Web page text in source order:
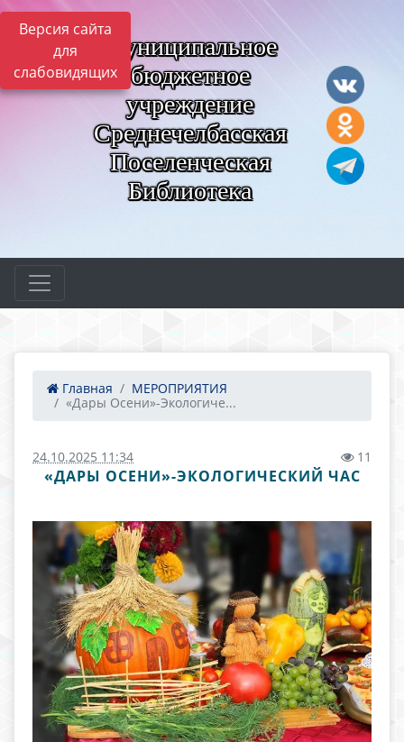
Версия сайта
для
слабовидящих
Муниципальное
бюджетное
учреждение
Среднечелбасская
Поселенческая
Библиотека
Главная
МЕРОПРИЯТИЯ
«Дары Осени»-Экологиче...
24.10.2025 11:34 11
«ДАРЫ ОСЕНИ»-ЭКОЛОГИЧЕСКИЙ ЧАС